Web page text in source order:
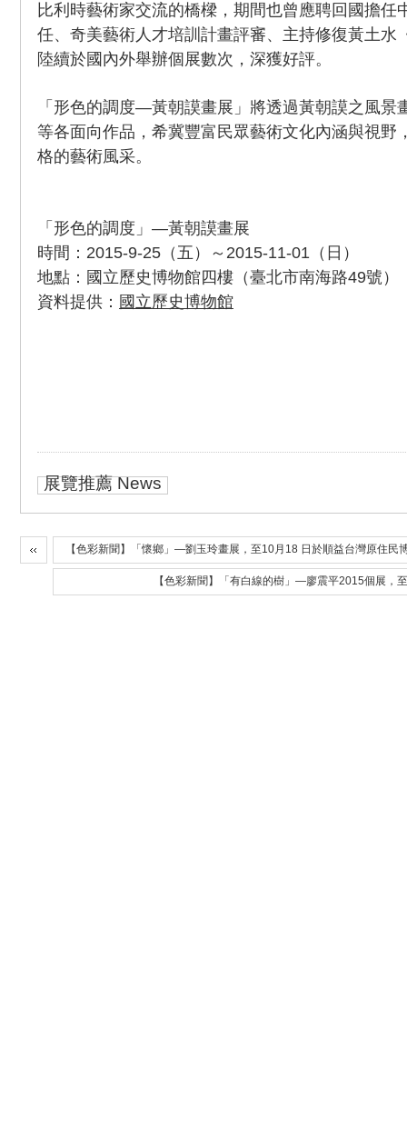
比利時藝術家交流的橋樑，期間也曾應聘回國擔任
任、奇美藝術人才培訓計畫評審、主持修復黃土水
陸續於國內外舉辦個展數次，深獲好評。
「形色的調度—黃朝謨畫展」將透過黃朝謨之風景
等各面向作品，希冀豐富民眾藝術文化內涵與視野
格的藝術風采。
「形色的調度」—黃朝謨畫展
時間：2015-9-25（五）～2015-11-01（日）
地點：國立歷史博物館四樓（臺北市南海路49號）
資料提供： 國立歷史博物館
展覽推薦 News
【色彩新聞】「懷鄉」—劉玉玲畫展，至10月18 日於順益台灣原住民
【色彩新聞】「有白線的樹」—廖震平2015個展，